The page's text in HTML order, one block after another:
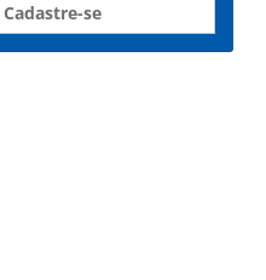
Cadastre-se